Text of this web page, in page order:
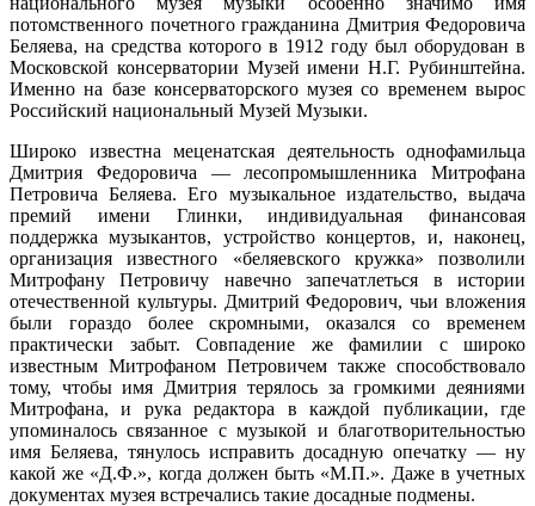
потомственного почетного гражданина Дмитрия Федоровича
Беляева, на средства которого в 1912 году был оборудован в
Московской консерватории Музей имени Н.Г. Рубинштейна.
Именно на базе консерваторского музея со временем вырос
Российский национальный Музей Музыки.
Широко известна меценатская деятельность однофамильца
Дмитрия Федоровича — лесопромышленника Митрофана
Петровича Беляева. Его музыкальное издательство, выдача
премий имени Глинки, индивидуальная финансовая
поддержка музыкантов, устройство концертов, и, наконец,
организация известного «беляевского кружка» позволили
Митрофану Петровичу навечно запечатлеться в истории
отечественной культуры. Дмитрий Федорович, чьи вложения
были гораздо более скромными, оказался со временем
практически забыт. Совпадение же фамилии с широко
известным Митрофаном Петровичем также способствовало
тому, чтобы имя Дмитрия терялось за громкими деяниями
Митрофана, и рука редактора в каждой публикации, где
упоминалось связанное с музыкой и благотворительностью
имя Беляева, тянулось исправить досадную опечатку — ну
какой же «Д.Ф.», когда должен быть «М.П.». Даже в учетных
документах музея встречались такие досадные подмены.